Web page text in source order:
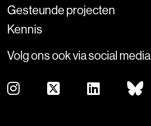
Gesteunde projecten
Kennis
Volg ons ook via social media